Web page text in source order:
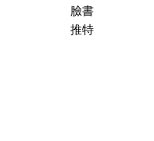
臉書
推特